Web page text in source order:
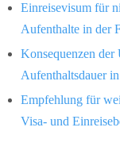
Einreisevisum für
Aufenthalte in der
Konsequenzen der
Aufenthaltsdauer
Empfehlung für
Visa- und